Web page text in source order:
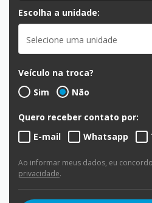
Escolha a unidade:
Selecione uma unidade
Veículo na troca?
Sim
Não
Quero receber contato por:
E-mail
Whatsapp
Ao informar meus dados, eu
privacidade.